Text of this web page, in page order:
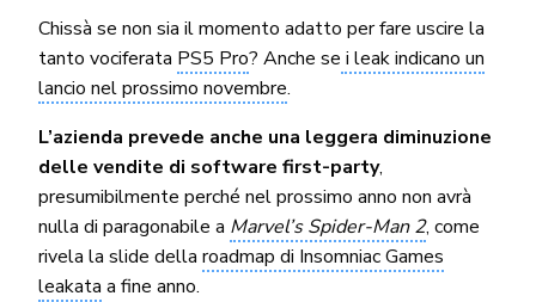
Chissà se non sia il momento adatto per fare uscire la
tanto vociferata PS5 Pro? Anche se i leak indicano un
lancio nel prossimo novembre.
L’azienda prevede anche una leggera diminuzione
delle vendite di software first-party,
presumibilmente perché nel prossimo anno non avrà
nulla di paragonabile a Marvel’s Spider-Man 2, come
rivela la slide dellaroadmap di Insomniac Games
leakata a fine anno.